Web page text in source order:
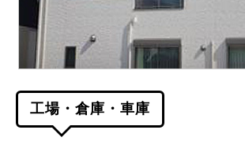
工場・倉庫・車庫